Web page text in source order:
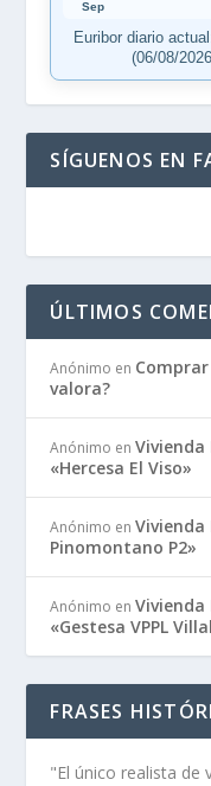
Sep
Euribor diario
(06/08/
SÍGUENOS EN
ÚLTIMOS
Anónimo en
valora?
Anónimo enVivienda
«Hercesa El Viso»
Anónimo enVivienda
Pinomontano P2»
Anónimo enVivienda
«Gestesa VPPL
FRASES
"El único realista de